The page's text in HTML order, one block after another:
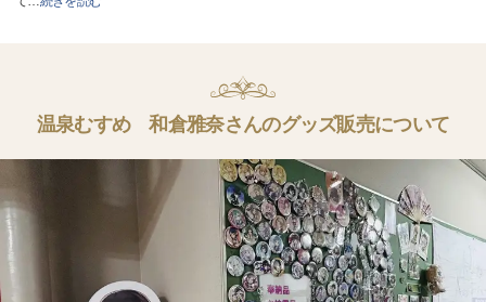
温泉むすめ 和倉雅奈さんのグッズ販売について